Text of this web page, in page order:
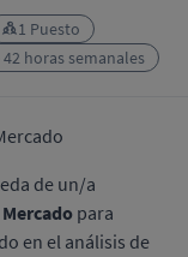
1 Puesto
horas semanales
de un/a
para
en el análisis de